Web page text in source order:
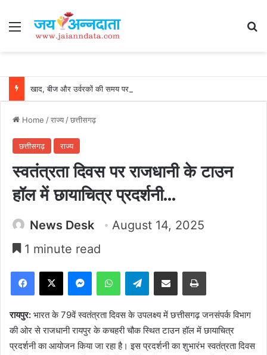
Menu
Home /राज्य/छत्तीसगढ़
छत्तीसगढ़ राज्य
स्वतंत्रता दिवस पर राजधानी के टाउन
हॉल में छायाचित्र प्रदर्शनी…
News Desk
August 14, 2025
1 minute read
Facebook
X MessengerWhatsAppTelegramShare via Email Print
रायपुर: भारत के 79वें स्वतंत्रता दिवस के उपलक्ष्य में छत्तीसगढ़ जनसंपर्क विभाग
की ओर से राजधानी रायपुर के कचहरी चौक स्थित टाउन हॉल में छायाचित्र
प्रदर्शनी का आयोजन किया जा रहा है। इस प्रदर्शनी का शुभारंभ स्वतंत्रता दिवस